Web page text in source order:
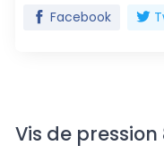
Facebook
Vis de